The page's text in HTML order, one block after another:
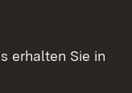
erhalten Sie in